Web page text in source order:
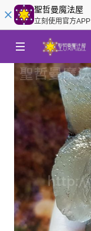
聖哲曼魔法屋
立刻使用官方APP